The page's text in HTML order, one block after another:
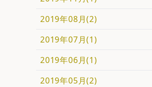
2019年08月(2)
2019年07月(1)
2019年06月(1)
2019年05月(2)